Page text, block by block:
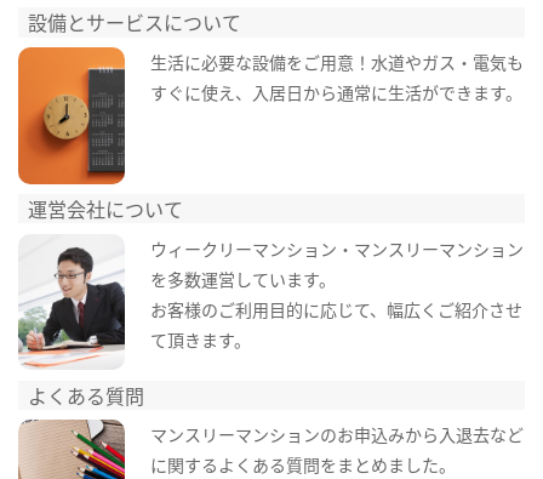
設備とサービスについて
生活に必要な設備をご用意！水道やガス・電気も
すぐに使え、入居日から通常に生活ができます。
運営会社について
ウィークリーマンション・マンスリーマンション
を多数運営しています。
お客様のご利用目的に応じて、幅広くご紹介させ
て頂きます。
よくある質問
マンスリーマンションのお申込みから入退去など
に関するよくある質問をまとめました。